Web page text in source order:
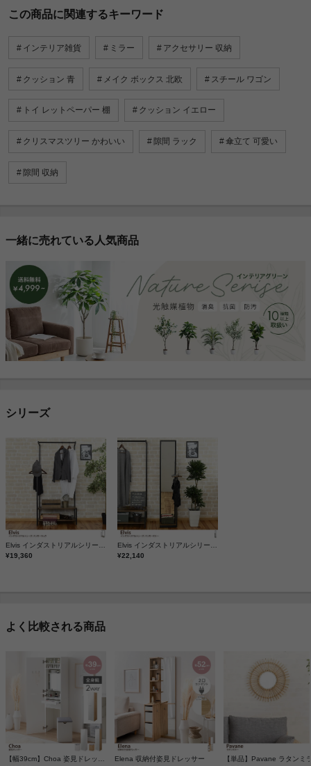
この商品に関連するキーワード
インテリア雑貨 ミラー アクセサリー 収納
クッション 青 メイク ボックス 北欧 スチール ワゴン
トイ レットペーパー 棚 クッション イエロー
クリスマスツリー かわいい 隙間 ラック 傘立て 可愛い
隙間 収納
一緒に売れている人気商品
シリーズ
¥19,360
¥22,140
よく比較される商品
Elena 収納付姿見ドレッサー
【単品】Pavane ラタンミ